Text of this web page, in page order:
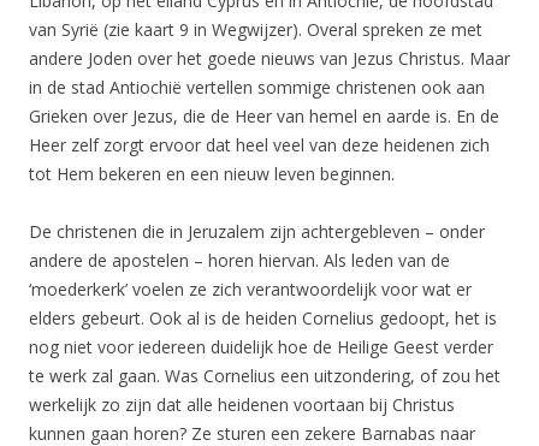
van Syrië (zie kaart 9 in Wegwijzer). Overal spreken ze met
andere Joden over het goede nieuws van Jezus Christus. Maar
in de stad Antiochië vertellen sommige christenen ook aan
Grieken over Jezus, die de Heer van hemel en aarde is. En de
Heer zelf zorgt ervoor dat heel veel van deze heidenen zich
tot Hem bekeren en een nieuw leven beginnen.
De christenen die in Jeruzalem zijn achtergebleven – onder
andere de apostelen – horen hiervan. Als leden van de
‘moederkerk’ voelen ze zich verantwoordelijk voor wat er
elders gebeurt. Ook al is de heiden Cornelius gedoopt, het is
nog niet voor iedereen duidelijk hoe de Heilige Geest verder
te werk zal gaan. Was Cornelius een uitzondering, of zou het
werkelijk zo zijn dat alle heidenen voortaan bij Christus
kunnen gaan horen? Ze sturen een zekere Barnabas naar